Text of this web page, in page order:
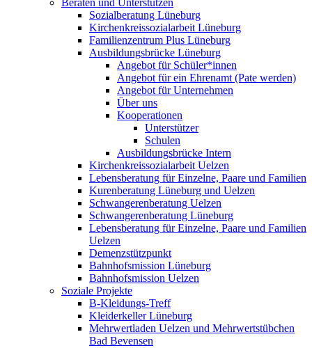
Beraten und Unterstützen
Sozialberatung Lüneburg
Kirchenkreissozialarbeit Lüneburg
Familienzentrum Plus Lüneburg
Ausbildungsbrücke Lüneburg
Angebot für Schüler*innen
Angebot für ein Ehrenamt (Pate werden)
Angebot für Unternehmen
Über uns
Kooperationen
Unterstützer
Schulen
Ausbildungsbrücke Intern
Kirchenkreissozialarbeit Uelzen
Lebensberatung für Einzelne, Paare und Familien
Kurenberatung Lüneburg und Uelzen
Schwangerenberatung Uelzen
Schwangerenberatung Lüneburg
Lebensberatung für Einzelne, Paare und Familien
Uelzen
Demenzstützpunkt
Bahnhofsmission Lüneburg
Bahnhofsmission Uelzen
Soziale Projekte
B-Kleidungs-Treff
Kleiderkeller Lüneburg
Mehrwertladen Uelzen und Mehrwertstübchen
Bad Bevensen